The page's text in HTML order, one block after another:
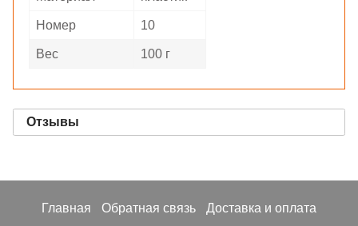
Номер 10
Вес 100 г
Отзывы
Главная Обратная связь Доставка и оплата